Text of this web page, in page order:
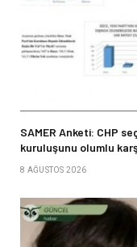
SAMER Anketi: CHP
kuruluşunu olumlu
8 AĞUSTOS 2026